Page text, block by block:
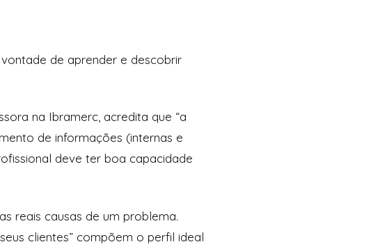
de aprender e descobrir
na Ibramerc, acredita que “a
de informações (internas e
deve ter boa capacidade
reais causas de um problema.
clientes” compõem o perfil ideal